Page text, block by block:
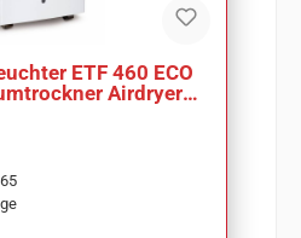
ETF 460 ECO
Airdryer